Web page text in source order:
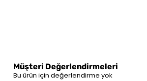
Müşteri Değerlendirmeleri
Bu ürün için değerlendirme yok